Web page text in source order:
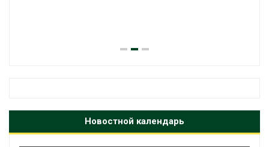
Новостной календарь